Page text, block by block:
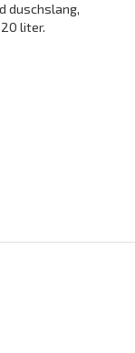
duschslang,
liter.